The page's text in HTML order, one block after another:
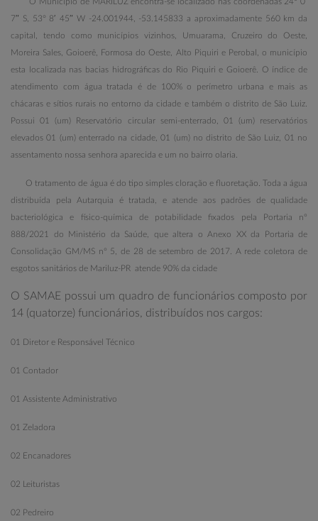
7″ S, 53° 8′ 45″ W -24.001944, -53.145833 a aproximadamente 560 km da
capital, tendo como municípios vizinhos, Umuarama, Cruzeiro do Oeste,
Moreira Sales, Goioerê, Formosa do Oeste, Alto Piquiri e Perobal, o município
esta localizada nas bacias hidrográficas do Rio Piquiri e Goioerê. O índice de
atendimento com água tratada é de 100% o perímetro urbana e mais as
chácaras e sítios rurais no entorno da cidade e também o distrito de São Luiz.
Possui 01 (um) Reservatório circular semi-enterrado, 01 (um) reservatórios
elevados 01 (um) enterrado na cidade, 01 (um) no distrito de São Luiz, 01 no
assentamento nossa senhora aparecida e um no bairro olaria.
O tratamento de água é do tipo simples cloração e fluoretação. Toda a água
distribuída pela Autarquia é tratada, e atende aos padrões de qualidade
bacteriológica e físico-química de potabilidade fixados pela Portaria nº
888/2021 do Ministério da Saúde, que altera o Anexo XX da Portaria de
Consolidação GM/MS nº 5, de 28 de setembro de 2017.
A rede coletora de
esgotos sanitários de Mariluz-PR atende 90% da cidade
O SAMAE possui um quadro de funcionários composto por
14 (quatorze) funcionários, distribuídos nos cargos:
01 Diretor e Responsável Técnico
01 Contador
01 Assistente Administrativo
01 Zeladora
02 Encanadores
02 Leituristas
02 Pedreiro